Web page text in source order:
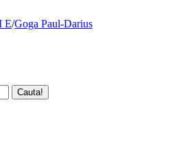
E/Goga Paul-Darius